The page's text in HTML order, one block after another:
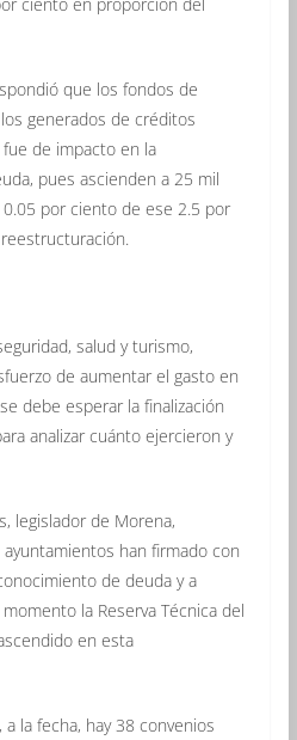
que los fondos de
generados de créditos
de impacto en la
pues ascienden a 25 mil
por ciento de ese 2.5 por
salud y turismo,
de aumentar el gasto en
debe esperar la finalización
analizar cuánto ejercieron y
legislador de Morena,
han firmado con
de deuda y a
la Reserva Técnica del
en esta
la fecha, hay 38 convenios